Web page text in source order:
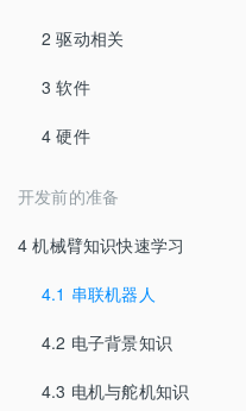
2 驱动相关
3 软件
4 硬件
开发前的准备
4 机械臂知识快速学习
4.1 串联机器人
4.2 电子背景知识
4.3 电机与舵机知识